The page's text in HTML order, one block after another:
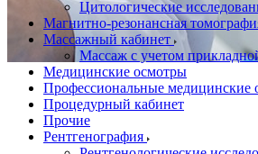
Цитологические
Магнитно-резонансная
Массажный кабинет
Массаж с учетом
Медицинские осмотры
Профессиональные медицинские
Процедурный кабинет
Прочие
Рентгенография